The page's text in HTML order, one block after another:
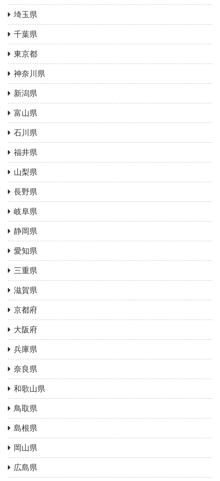
埼玉県
千葉県
東京都
神奈川県
新潟県
富山県
石川県
福井県
山梨県
長野県
岐阜県
静岡県
愛知県
三重県
滋賀県
京都府
大阪府
兵庫県
奈良県
和歌山県
鳥取県
島根県
岡山県
広島県